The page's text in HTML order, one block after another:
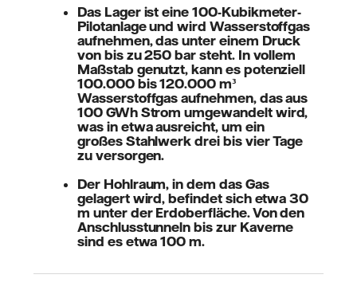
Das Lager ist eine 100-Kubikmeter-
Pilotanlage und wird Wasserstoffgas
aufnehmen, das unter einem Druck
von bis zu 250 bar steht. In vollem
Maßstab genutzt, kann es potenziell
100.000 bis 120.000 m³
Wasserstoffgas aufnehmen, das aus
100 GWh Strom umgewandelt wird,
was in etwa ausreicht, um ein
großes Stahlwerk drei bis vier Tage
zu versorgen.
Der Hohlraum, in dem das Gas
gelagert wird, befindet sich etwa 30
m unter der Erdoberfläche. Von den
Anschlusstunneln bis zur Kaverne
sind es etwa 100 m.